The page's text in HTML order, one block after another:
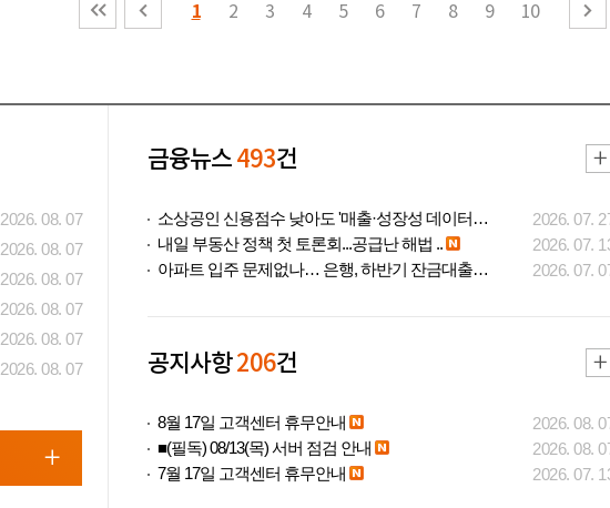
1 2 3 4 5 6 7 8 9 10
2026. 08. 07
2026. 08. 07
2026. 08. 07
2026. 08. 07
2026. 08. 07
2026. 08. 07
금융뉴스493건
소상공인 신용점수 낮아도 '매출·성장성 데이터..
2026. 07.
내일 부동산 정책 첫 토론회...공급난 해법 ..
2026. 07.
아파트 입주 문제없나… 은행, 하반기 잔금대출..
2026. 07.
공지사항206건
8월 17일 고객센터 휴무안내
2026. 08.
■(필독) 08/13(목) 서버 점검 안내
2026. 08.
7월 17일 고객센터 휴무안내
2026. 07.